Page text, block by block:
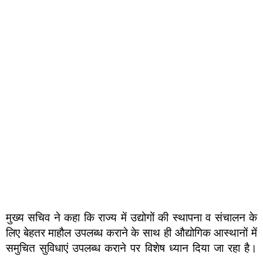
मुख्य सचिव ने कहा कि राज्य में उद्योगों की स्थापना व संचालन के
लिए बेहतर माहौल उपलब्ध कराने के साथ ही औद्योगिक आस्थानों में
समुचित सुविधाएं उपलब्ध कराने पर विशेष ध्यान दिया जा रहा है।